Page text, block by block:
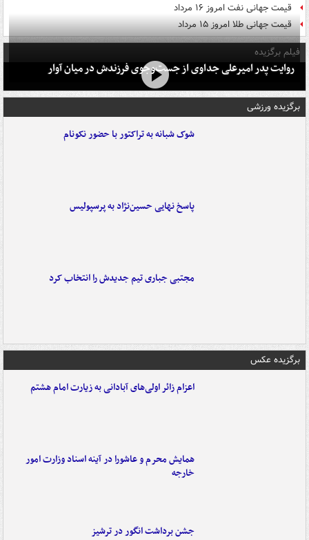
قیمت جهانی نفت امروز ۱۶ مرداد
قیمت جهانی طلا امروز ۱۵ مرداد
فیلم برگزیده
روایت پدر امیرعلی جداوی از جست‌وجوی فرزندش در میان آوار
برگزیده ورزشی
شوک شبانه به تراکتور با حضور نکونام
پاسخ نهایی حسین‌نژاد به پرسپولیس
مجتبی جباری تیم جدیدش را انتخاب کرد
برگزیده عکس
اعزام زائر اولی‌های آبادانی به زیارت امام هشتم
همایش محرم و عاشورا در آینه اسناد وزارت امور
خارجه
جشن برداشت انگور در ترشیز